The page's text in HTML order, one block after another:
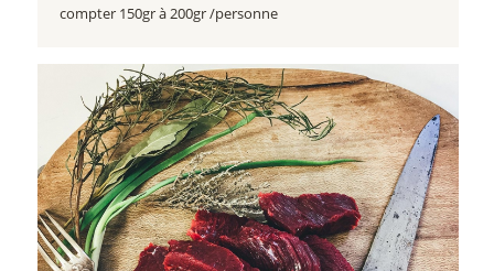
compter 150gr à 200gr /personne